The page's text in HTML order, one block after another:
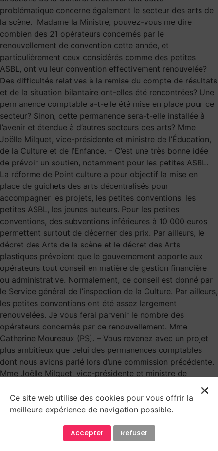
problématique concerne également le secteur des arts de
la scène. Madame la Ministre, pouvez-vous me dire
combien des 21 opérateurs concernés par le
renouvellement de convention cette année, et
particulièrement ceux considérés comme des petites
ASBL, ont vu leur convention effectivement renouvelée?
Des difficultés relatives à la remise du compte de résultats
et de la situation bilantaire ont-elles été rencontrées? Une
permanence comptable a-t-elle été mise en place pour ce
secteur? Sinon, cette permanence sera-t-elle installée à
l’avenir et étendue à d’autres secteurs des arts? Mme
Joëlle Milquet, vice-présidente et ministre de l’Éducation,
de la Culture et de l’Enfance. – C’est une très bonne idée
de prévoir un soutien, notamment pour les petites ASBL.
La réforme de Point culture a pour objectif la mise en
place de guichets des arts décentralisés pour
accompagner les projets, les petites conventions, les
petites ASBL, les jeunes auteurs. Pour les petites
conventions, des subventions inférieures à 10 000 euros
permettent surtout de décerner des prix. Par ailleurs, le
décret des Arts de la scène et le décret des Arts
plastiques prévoient que le gouvernement apporte aux
opérateurs tout conseil en matière de gestion financière
ou administrative. Normalement, ce conseil est donné par
le Service général de l’inspection de la Culture. Par ailleurs,
les petites conventions ont été assez largement
renouvelées. Je vous ferai parvenir le nombre des
opérateurs concernés par ce renouvellement. Mme
Catherine Moureaux (PS). – Vous revenez avec un projet
plus ambitieux que celui des permanences comptables
dont nous avions parlé lors d’une commission précédente.
Mme Joëlle Milquet, vice-présidente et ministre de
comptons développer un plan d’ensemble, prévoyant la
mise en place de services décentralisés destinés à
leur projet. Il y aurait quatre points clés en Wallonie – Huy,
Liège, Namur, le Hainaut – et un à Bruxelles. Notre souhait
Ce site web utilise des cookies pour vous offrir la
meilleure expérience de navigation possible.
Accepter Refuser